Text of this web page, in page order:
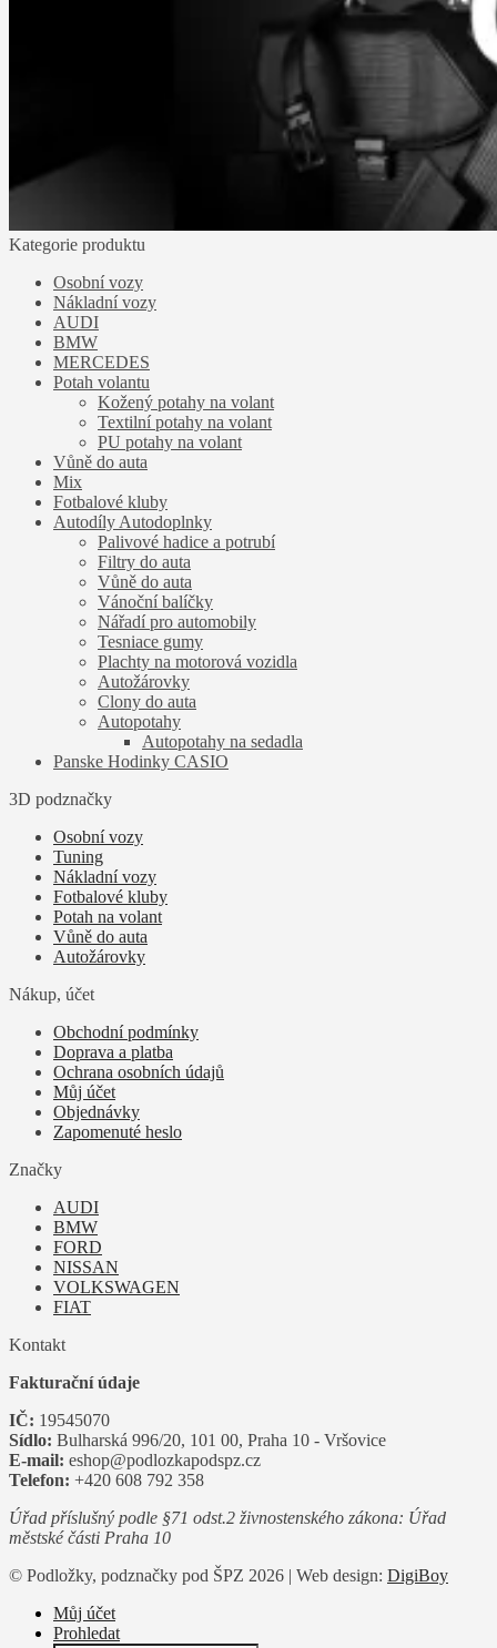
Kategorie produktu
Osobní vozy
Nákladní vozy
AUDI
BMW
MERCEDES
Potah volantu
Kožený potahy na volant
Textilní potahy na volant
PU potahy na volant
Vůně do auta
Mix
Fotbalové kluby
Autodíly Autodoplnky
Palivové hadice a potrubí
Filtry do auta
Vůně do auta
Vánoční balíčky
Nářadí pro automobily
Tesniace gumy
Plachty na motorová vozidla
Autožárovky
Clony do auta
Autopotahy
Autopotahy na sedadla
Panske Hodinky CASIO
3D podznačky
Osobní vozy
Tuning
Nákladní vozy
Fotbalové kluby
Potah na volant
Vůně do auta
Autožárovky
Nákup, účet
Obchodní podmínky
Doprava a platba
Ochrana osobních údajů
Můj účet
Objednávky
Zapomenuté heslo
Značky
AUDI
BMW
FORD
NISSAN
VOLKSWAGEN
FIAT
Kontakt
Fakturační údaje
IČ: 19545070
Sídlo: Bulharská 996/20, 101 00, Praha 10 - Vršovice
E-mail: eshop@podlozkapodspz.cz
Telefon: +420 608 792 358
Úřad příslušný podle §71 odst.2 živnostenského zákona: Úřad
městské části Praha 10
© Podložky, podznačky pod ŠPZ 2026 | Web design: DigiBoy
Můj účet
Prohledat